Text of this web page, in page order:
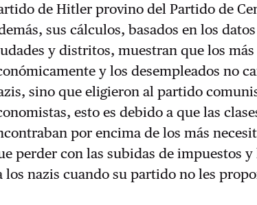
de Hitler provino del Partido de
sus cálculos, basados en los
y distritos, muestran que los más
y los desempleados no
sino que eligieron al partido
esto es debido a que las
por encima de los más
perder con las subidas de impuestos
los nazis cuando su partido no les